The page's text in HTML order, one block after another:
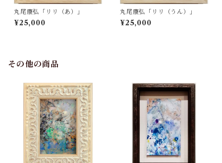
丸尾康弘「リリ（あ）」
¥25,000
丸尾康弘「リリ（うん）」
¥25,000
その他の商品